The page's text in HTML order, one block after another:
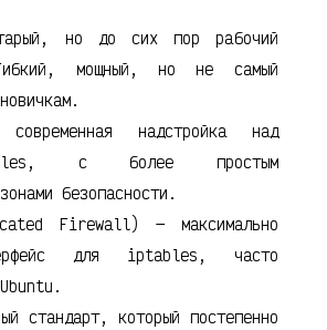
но до сих пор рабочий
мощный, но не самый
надстройка над
с более простым
безопасности.
Firewall) — максимально
для iptables, часто
стандарт, который постепенно